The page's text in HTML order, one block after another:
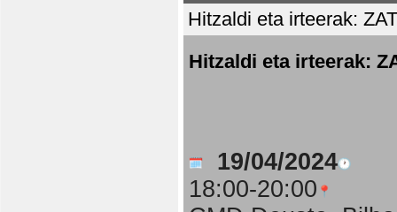
Hitzaldi eta irteerak:
Hitzaldi eta irteerak:
19/04/2024
18:00-20:00